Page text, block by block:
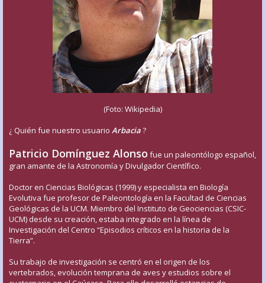
(Foto: Wikipedia)
¿ Quién fue nuestro usuario Arbacia?
Patricio Domínguez Alonso fue un paleontólogo español,
gran amante de la Astronomía y Divulgador Científico.
Doctor en Ciencias Biológicas (1999) y especialista en Biología
Evolutiva fue profesor de Paleontología en la Facultad de Ciencias
Geológicas de la UCM. Miembro del Instituto de Geociencias (CSIC-
UCM) desde su creación, estaba integrado en la línea de
Investigación del Centro “Episodios críticos en la historia de la
Tierra”.
Su trabajo de investigación se centró en el origen de los
vertebrados, evolución temprana de aves y estudios sobre el